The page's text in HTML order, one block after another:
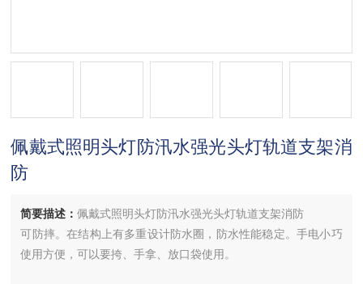
佩戴式照明头灯防汛水强光头灯轨道支架消
防
简要描述：佩戴式照明头灯防汛水强光头灯轨道支架消防
可防摔。在结构上有多重设计防水圈，防水性能稳定。手电小巧
使用方便，可以要挎、手拿、放口袋使用。